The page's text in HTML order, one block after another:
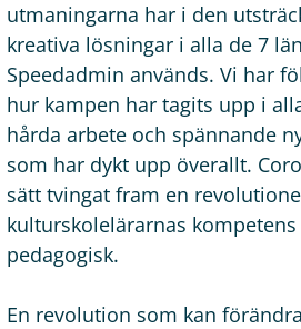
utmaningarna har i den
kreativa lösningar i alla de 7
Speedadmin används. Vi har
hur kampen har tagits upp i
hårda arbete och spännande
som har dykt upp överallt.
sätt tvingat fram en
kulturskolelärarnas
pedagogisk.
En revolution som kan